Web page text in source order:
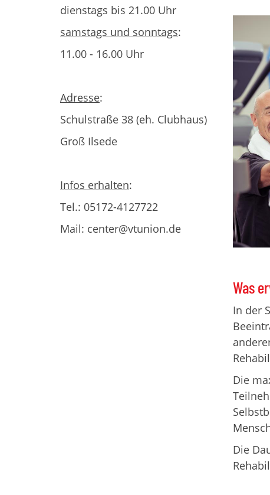
Was
In der
Die
Die
dienstags bis 21.00 Uhr
samstags und sonntags:
11.00 - 16.00 Uhr
Adresse:
Schulstraße 38 (eh. Clubhaus)
Groß Ilsede
Infos erhalten:
Tel.: 05172-4127722
Mail: center@vtunion.de